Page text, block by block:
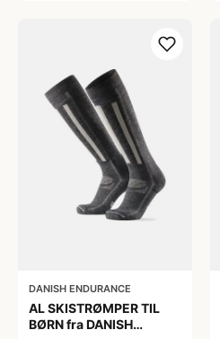
DANISH ENDURANCE
AL SKISTRØMPER TIL
BØRN fra DANISH